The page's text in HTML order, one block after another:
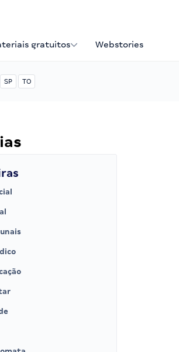
gratuitos Webstories
SP TO